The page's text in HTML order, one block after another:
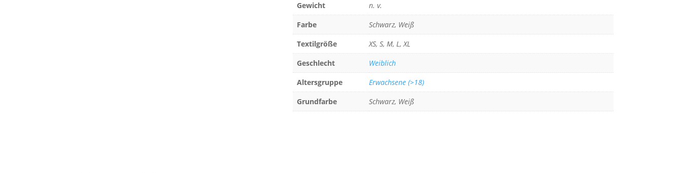
Gewicht
n. v.
Farbe
Schwarz, Weiß
Textilgröße
XS, S, M, L, XL
Geschlecht
Weiblich
Altersgruppe
Erwachsene (>18)
Grundfarbe
Schwarz, Weiß